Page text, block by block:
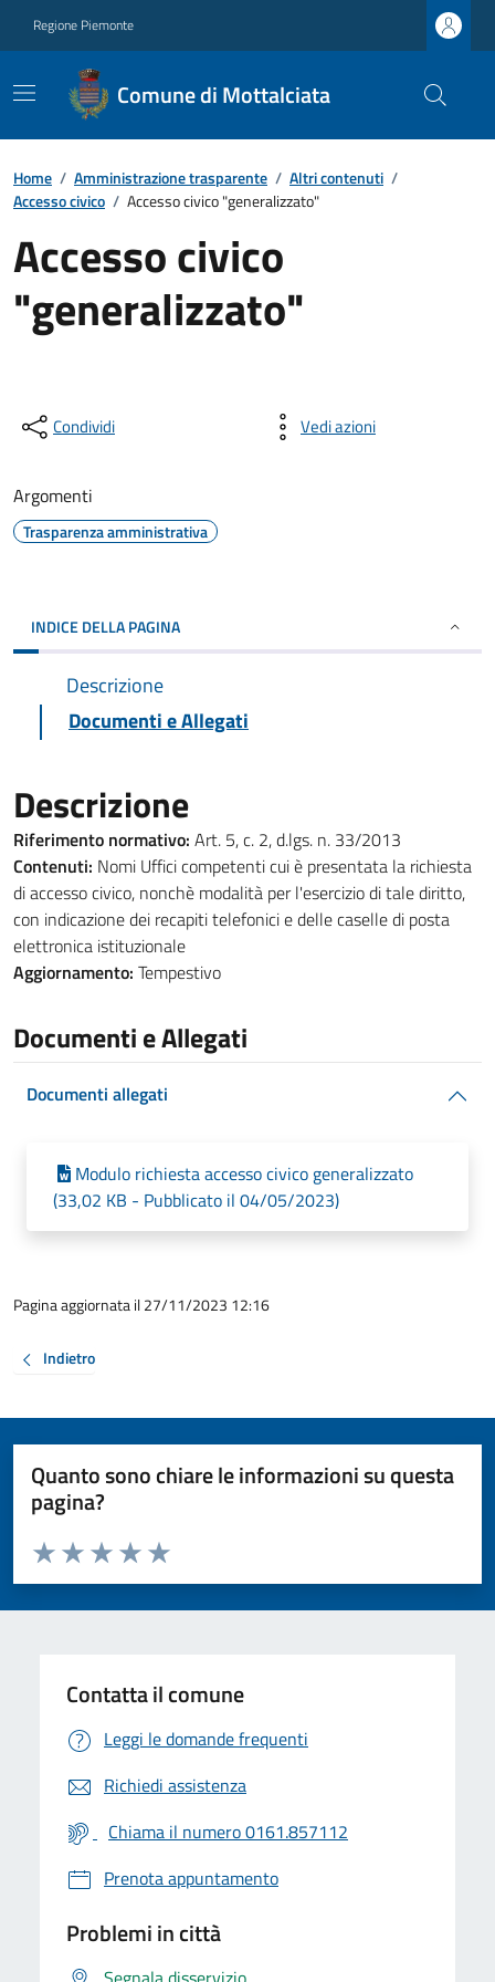
Regione Piemonte
Comune di Mottalciata
Home / Amministrazione trasparente / Altri contenuti /
Accesso civico / Accesso civico "generalizzato"
Accesso civico
"generalizzato"
Condividi Vedi azioni
Argomenti
Trasparenza amministrativa
INDICE DELLA PAGINA
Descrizione
Documenti e Allegati
Descrizione
Riferimento normativo: Art. 5, c. 2, d.lgs. n. 33/2013
Contenuti: Nomi Uffici competenti cui è presentata la richiesta
di accesso civico, nonchè modalità per l'esercizio di tale diritto,
con indicazione dei recapiti telefonici e delle caselle di posta
elettronica istituzionale
Aggiornamento: Tempestivo
Documenti e Allegati
Documenti allegati
Modulo richiesta accesso civico generalizzato
(33,02 KB - Pubblicato il 04/05/2023)
Pagina aggiornata il 27/11/2023 12:16
Indietro
Quanto sono chiare le informazioni su questa
pagina?
Valuta da 1 a 5 stelle la pagina
Valuta 5 stelle su 5
Valuta 4 stelle su 5
Valuta 3 stelle su 5
Valuta 2 stelle su 5
Valuta 1 stelle su 5
Contatta il comune
Leggi le domande frequenti
Richiedi assistenza
Chiama il numero 0161.857112
Prenota appuntamento
Problemi in città